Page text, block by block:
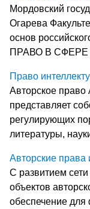
Мордовский
Огарева
основ
ПРАВО В
Право
Авторское право
представляет
регулирующих
литературы,
Авторские права
С развитием
объектов
обеспечение для